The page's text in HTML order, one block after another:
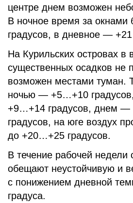
центре днем возможен
В ночное время за окнами
градусов, в дневное —
На Курильских островах в
существенных осадков не
возможен местами туман.
ночью — +5…+10
+9…+14 градусов, днем
градусов, на юге воздух
до +20…+25 градусов.
В течение рабочей недели
обещают неустойчивую и
с понижением дневной
градуса.